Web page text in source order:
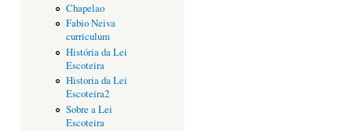
Chapelao
Fabio Neiva
curriculum
História da Lei
Escoteira
Historia da Lei
Escoteira2
Sobre a Lei
Escoteira